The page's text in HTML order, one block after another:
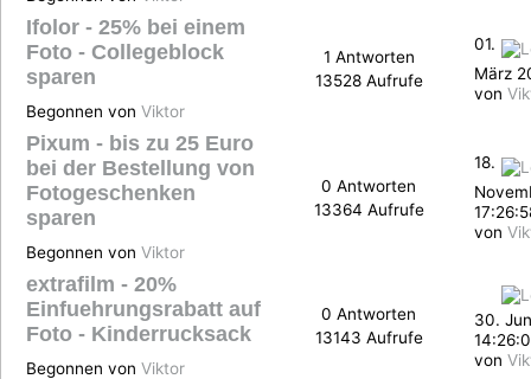
Ifolor - 25% bei einem
Foto - Collegeblock
sparen
Begonnen von Viktor
1 Antworten
13528 Aufrufe
01.
März
von
Pixum - bis zu 25 Euro
bei der Bestellung von
Fotogeschenken
sparen
Begonnen von Viktor
0 Antworten
13364 Aufrufe
18.
von
extrafilm - 20%
Einfuehrungsrabatt auf
Foto - Kinderrucksack
Begonnen von Viktor
0 Antworten
13143 Aufrufe
30.
von